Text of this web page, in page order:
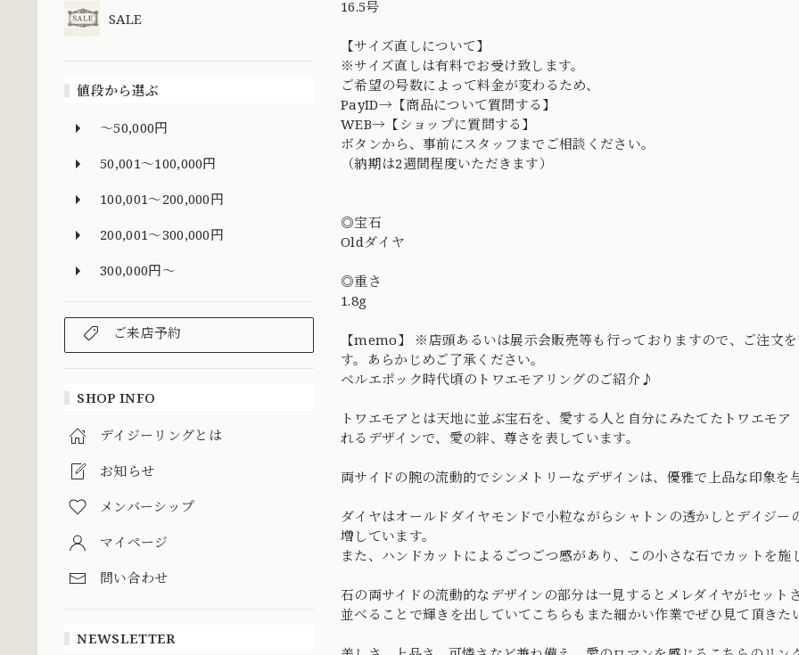
SALE
値段から選ぶ
～50,000円
50,001～100,000円
100,001～200,000円
200,001～300,000円
300,000円～
ご来店予約
SHOP INFO
デイジーリングとは
お知らせ
メンバーシップ
マイページ
問い合わせ
NEWSLETTER
16.5号
【サイズ直しについて】
※サイズ直しは有料でお受け致します。
ご希望の号数によって料金が変わるため、
PayID→【商品について質問する】
WEB→【ショップに質問する】
ボタンから、事前にスタッフまでご相談ください。
（納期は2週間程度いただきます）
◎宝石
Oldダイヤ
◎重さ
1.8g
【memo】 ※店頭あるいは展示会販売等も行っておりますので、ご注文
す。あらかじめご了承ください。
ベルエポック時代頃のトワエモアリングのご紹介♪
トワエモアとは天地に並ぶ宝石を、愛する人と自分にみたてたトワエモ
れるデザインで、愛の絆、尊さを表しています。
両サイドの腕の流動的でシンメトリーなデザインは、優雅で上品な印象を
ダイヤはオールドダイヤモンドで小粒ながらシャトンの透かしとデイジ
増しています。
また、ハンドカットによるごつごつ感があり、この小さな石でカットを
石の両サイドの流動的なデザインの部分は一見するとメレダイヤがセッ
並べることで輝きを出していてこちらもまた細かい作業でぜひ見て頂きた